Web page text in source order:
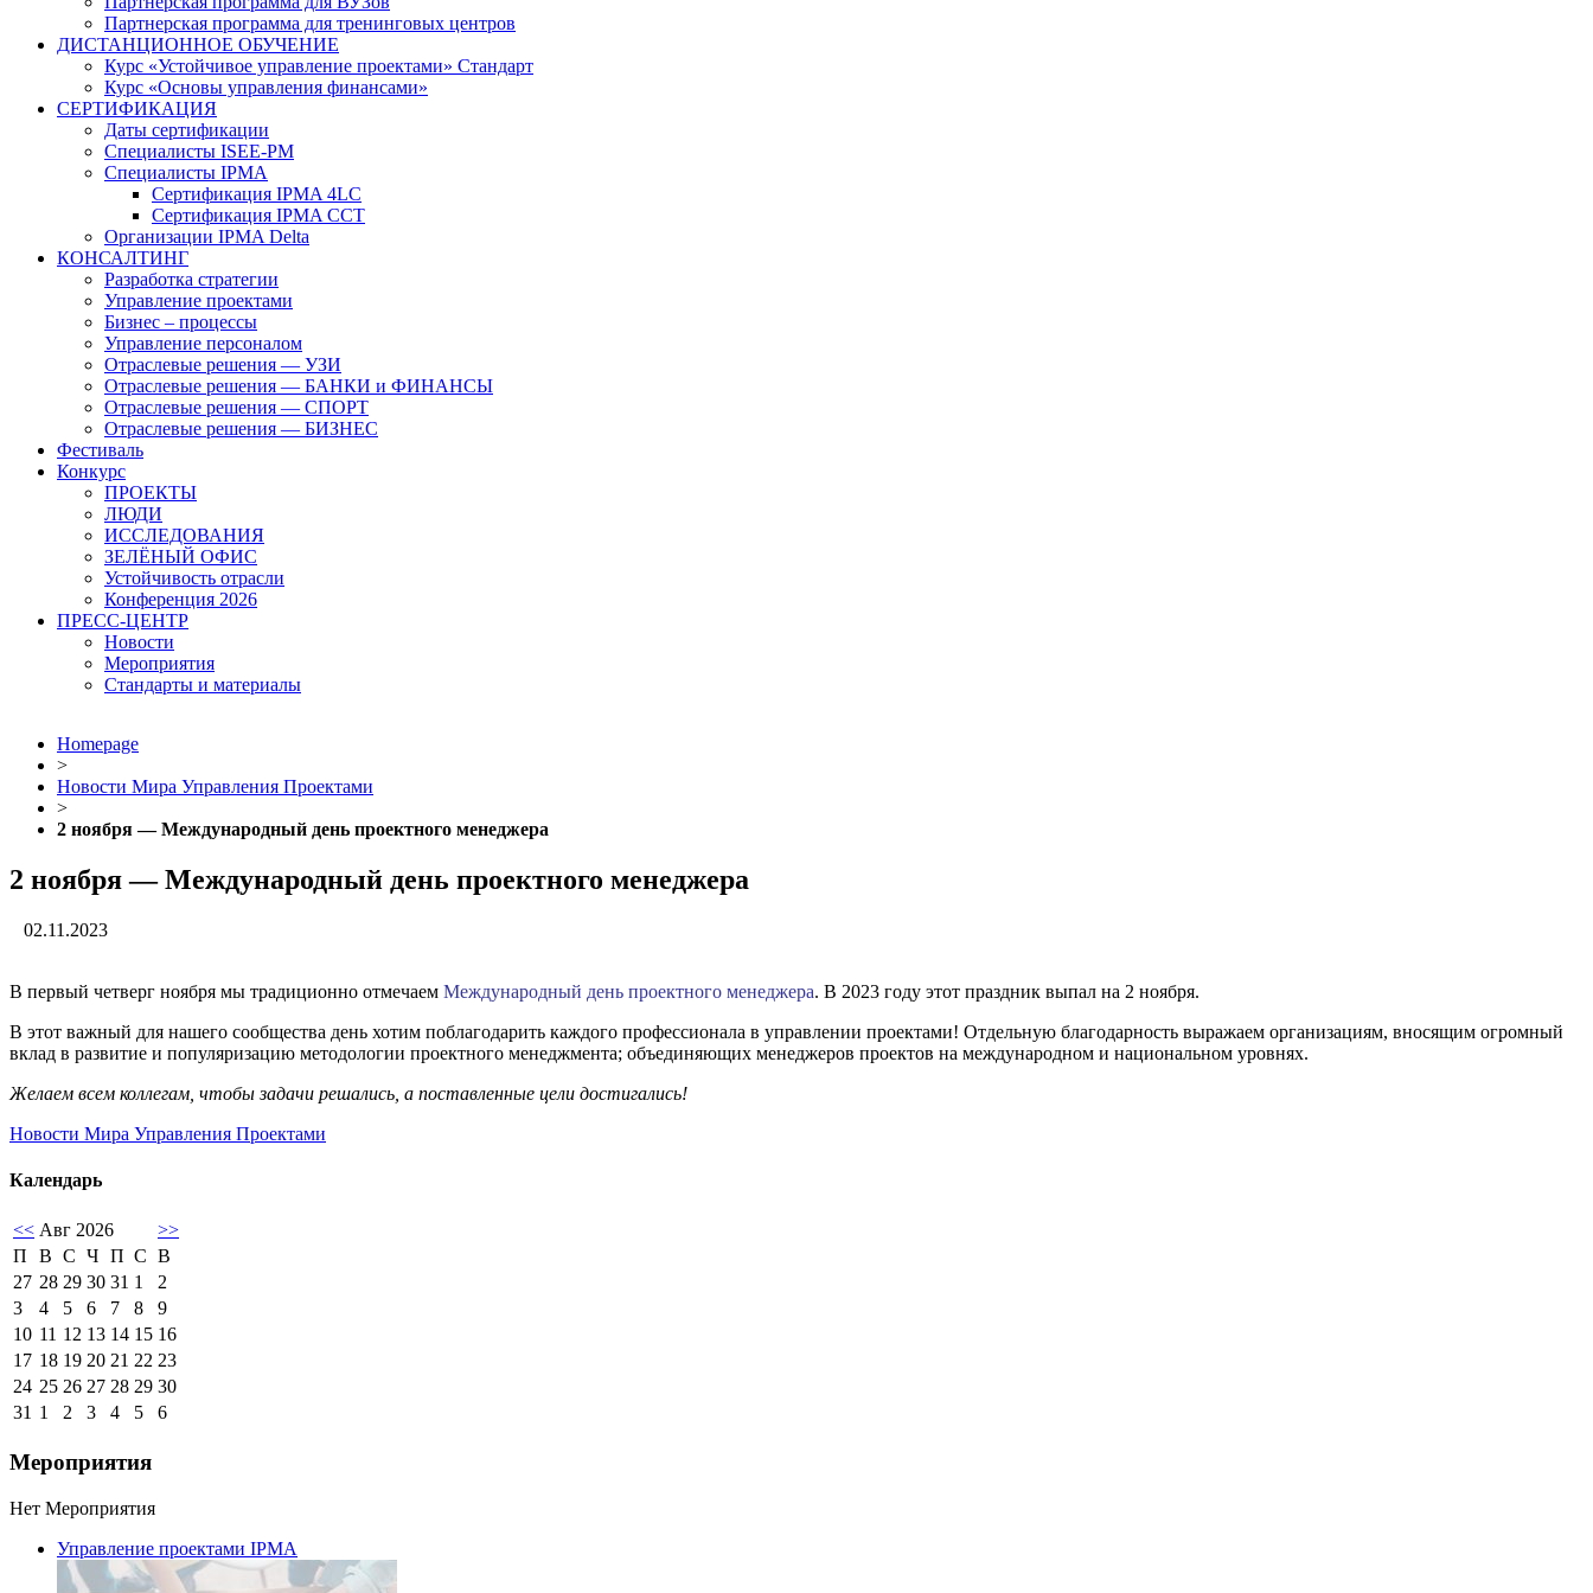
Партнерская программа для тренинговых центров
ДИСТАНЦИОННОЕ ОБУЧЕНИЕ
Курс «Устойчивое управление проектами» Стандарт
Курс «Основы управления финансами»
СЕРТИФИКАЦИЯ
Даты сертификации
Специалисты ISEE-PM
Специалисты IPMA
Сертификация IPMA 4LC
Сертификация IPMA CCT
Организации IPMA Delta
КОНСАЛТИНГ
Разработка стратегии
Управление проектами
Бизнес – процессы
Управление персоналом
Отраслевые решения — УЗИ
Отраслевые решения — БАНКИ и ФИНАНСЫ
Отраслевые решения — СПОРТ
Отраслевые решения — БИЗНЕС
Фестиваль
Конкурс
ПРОЕКТЫ
ЛЮДИ
ИССЛЕДОВАНИЯ
ЗЕЛЁНЫЙ ОФИС
Устойчивость отрасли
Конференция 2026
ПРЕСС-ЦЕНТР
Новости
Мероприятия
Стандарты и материалы
Homepage
>
Новости Мира Управления Проектами
>
2 ноября — Международный день проектного менеджера
2 ноября — Международный день проектного менеджера
02.11.2023
В первый четверг ноября мы традиционно отмечаем Международный день проектного менеджера. В 2023 году этот праздник выпал на 2 ноября.
В этот важный для нашего сообщества день хотим поблагодарить каждого профессионала в управлении проектами! Отдельную благодарность выражаем организациям, вносящим огромный
вклад в развитие и популяризацию методологии проектного менеджмента; объединяющих менеджеров проектов на международном и национальном уровнях.
Желаем всем коллегам, чтобы задачи решались, а поставленные цели достигались!
Новости Мира Управления Проектами
Календарь
<< Авг 2026
>>
П
В С Ч П С В
27 28 29 30 31 1
2
3
4 5 6 7 8
9
10 11 12 13 14 15 16
17 18 19 20 21 22 23
24 25 26 27 28 29 30
31 1 2 3 4 5 6
Мероприятия
Нет Мероприятия
Управление проектами IPMA